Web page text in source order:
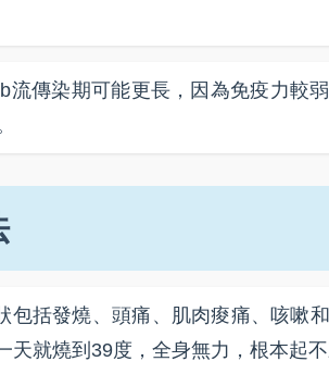
傳染期可能更長，因為免疫力較
括發燒、頭痛、肌肉痠痛、咳嗽
就燒到39度，全身無力，根本起不